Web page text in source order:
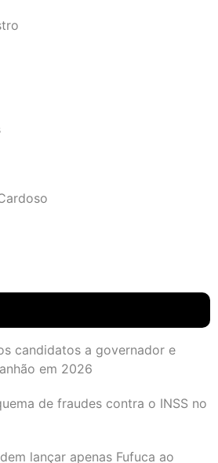
candidatos a governador e
em 2026
de fraudes contra o INSS no
lançar apenas Fufuca ao